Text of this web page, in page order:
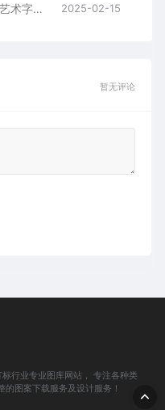
海上生明月中秋节节日祝福书法艺术字AI8.0格式激光打标文件通用矢量图 2025-02-15
暂无评论
行业专业图库网站， 专注各种类
图案下载服务及设计服务！